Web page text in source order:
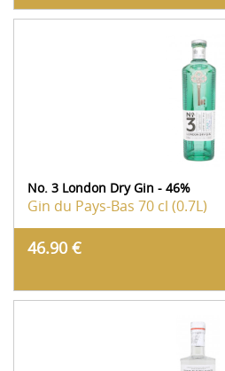
No. 3 London Dry Gin - 46%
Gin du Pays-Bas 70 cl (0.7L)
46.90 €